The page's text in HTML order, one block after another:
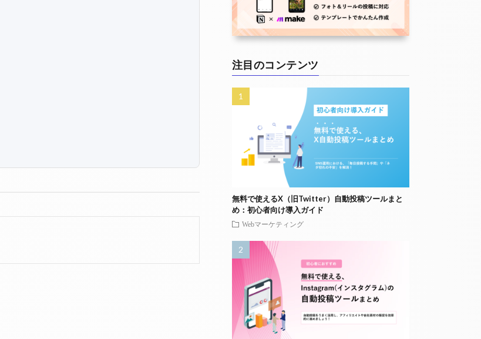
注目のコンテンツ
無料で使えるX（旧Twitter）自動投稿ツールまと
め：初心者向け導入ガイド
Webマーケティング